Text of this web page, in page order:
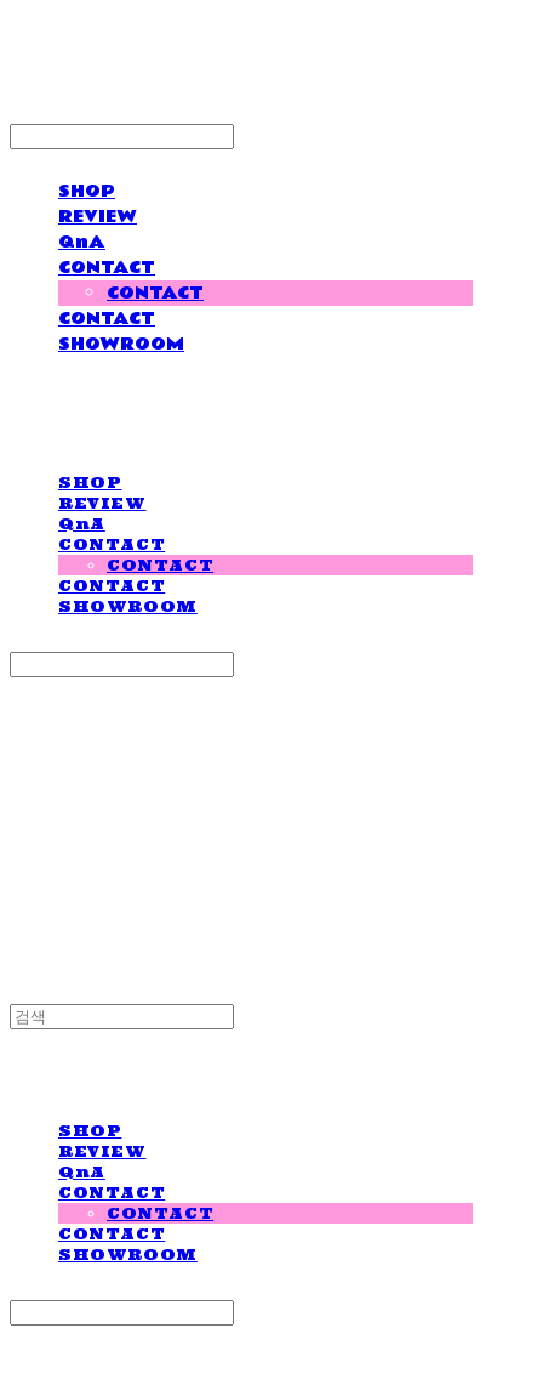
SHOP
REVIEW
QnA
CONTACT
CONTACT
CONTACT
SHOWROOM
SHOP
REVIEW
QnA
CONTACT
CONTACT
CONTACT
SHOWROOM
SHOP
REVIEW
QnA
CONTACT
CONTACT
CONTACT
SHOWROOM